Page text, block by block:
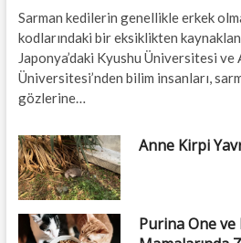
Sarman kedilerin genellikle erkek
kodlarındaki bir eksiklikten
Japonya’daki Kyushu Üniversitesi ve
Üniversitesi’nden bilim insanları,
gözlerine…
Anne Kirpi
Purina One